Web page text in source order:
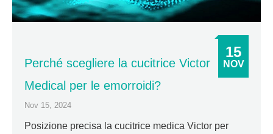
Perché scegliere la cucitrice Victor
Medical per le emorroidi?
Nov 15, 2024
Posizione precisa la cucitrice medica Victor per
15
NOV